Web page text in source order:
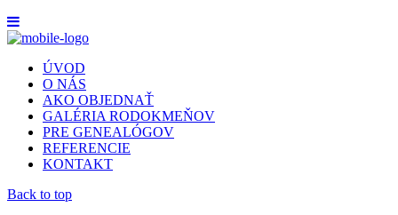
ÚVOD
O NÁS
AKO OBJEDNAŤ
GALÉRIA RODOKMEŇOV
PRE GENEALÓGOV
REFERENCIE
KONTAKT
Back to top